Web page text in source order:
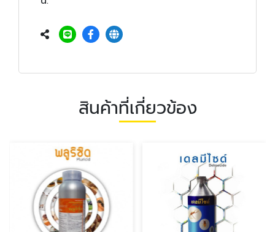
สินค้าที่เกี่ยวข้อง